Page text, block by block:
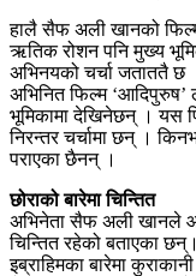
हालै सैफ अली खानको
ऋतिक रोशन पनि मुख्य
अभिनयको चर्चा जताततै छ
अभिनित फिल्म ‘आदिपुरुष’
भूमिकामा देखिनेछन् । यस
निरन्तर चर्चामा छन् ।
पराएका छैनन् ।
छोराको बारेमा चिन्तित
अभिनेता सैफ अली खानले
चिन्तित रहेको बताएका
इब्राहिमका बारेमा